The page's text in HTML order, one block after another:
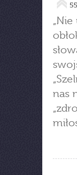
55
nas